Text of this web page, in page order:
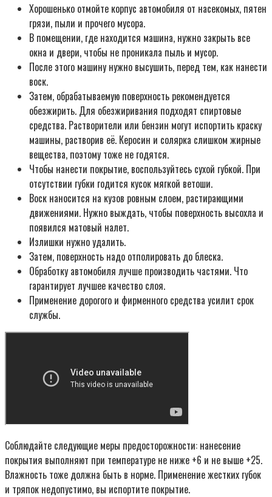
Хорошенько отмойте корпус автомобиля от насекомых, пятен
грязи, пыли и прочего мусора.
В помещении, где находится машина, нужно закрыть все
окна и двери, чтобы не проникала пыль и мусор.
После этого машину нужно высушить, перед тем, как нанести
воск.
Затем, обрабатываемую поверхность рекомендуется
обезжирить. Для обезжиривания подходят спиртовые
средства. Растворители или бензин могут испортить краску
машины, растворив её. Керосин и солярка слишком жирные
вещества, поэтому тоже не годятся.
Чтобы нанести покрытие, воспользуйтесь сухой губкой. При
отсутствии губки годится кусок мягкой ветоши.
Воск наносится на кузов ровным слоем, растирающими
движениями. Нужно выждать, чтобы поверхность высохла и
появился матовый налет.
Излишки нужно удалить.
Затем, поверхность надо отполировать до блеска.
Обработку автомобиля лучше производить частями. Что
гарантирует лучшее качество слоя.
Применение дорогого и фирменного средства усилит срок
службы.
Соблюдайте следующие меры предосторожности: нанесение
покрытия выполняют при температуре не ниже +6 и не выше +25.
Влажность тоже должна быть в норме. Применение жестких губок
и тряпок недопустимо, вы испортите покрытие.